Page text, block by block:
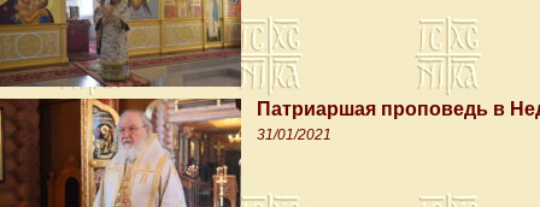
Патриаршая проповедь в
31/01/2021